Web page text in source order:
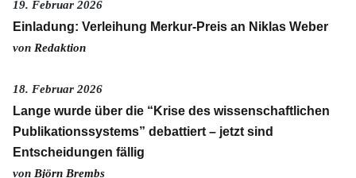
19. Februar 2026
Einladung: Verleihung Merkur-Preis an Niklas Weber
von Redaktion
18. Februar 2026
Lange wurde über die “Krise des wissenschaftlichen
Publikationssystems” debattiert – jetzt sind
Entscheidungen fällig
von Björn Brembs